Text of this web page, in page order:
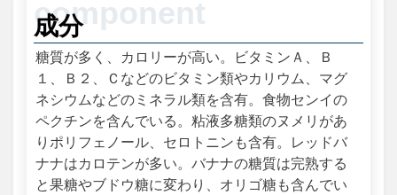
成分
糖質が多く、カロリーが高い。ビタミンＡ、Ｂ
１、Ｂ２、Ｃなどのビタミン類やカリウム、マグ
ネシウムなどのミネラル類を含有。食物センイの
ペクチンを含んでいる。粘液多糖類のヌメリがあ
りポリフェノール、セロトニンも含有。レッドバ
ナナはカロテンが多い。バナナの糖質は完熟する
と果糖やブドウ糖に変わり、オリゴ糖も含んでい